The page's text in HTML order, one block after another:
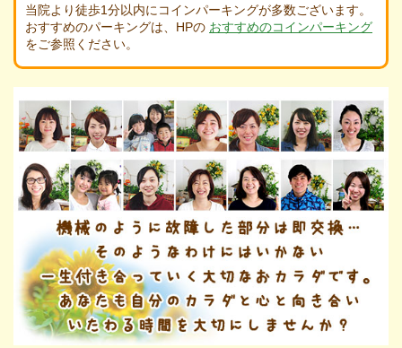
当院より徒歩1分以内にコインパーキングが多数ございます。
おすすめのパーキングは、HPの おすすめのコインパーキング
をご参照ください。